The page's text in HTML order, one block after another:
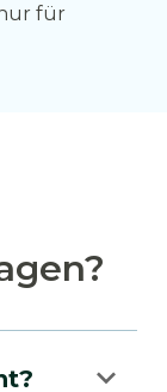
für
keyboard_arrow_down